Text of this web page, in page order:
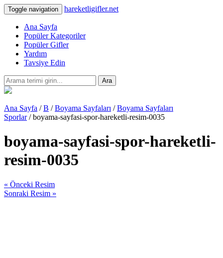
Toggle navigation hareketligifler.net
Ana Sayfa
Popüler Kategoriler
Popüler Gifler
Yardım
Tavsiye Edin
Ara
Ana Sayfa /B /Boyama Sayfaları /Boyama Sayfaları
Sporlar/ boyama-sayfasi-spor-hareketli-resim-0035
boyama-sayfasi-spor-hareketli-
resim-0035
« Önceki Resim
Sonraki Resim »